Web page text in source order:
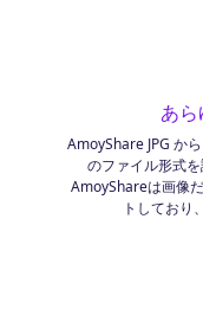
あら
AmoyShare JPG か
のファイル形式
AmoyShareは画像
トしており